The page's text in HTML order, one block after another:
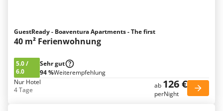
GuestReady - Boaventura Apartments - The first
40 m² Ferienwohnung
5.0/
6.0
Sehr gut
94 %Weiterempfehlung
Nur Hotel
4 Tage
ab 126 €
perNight